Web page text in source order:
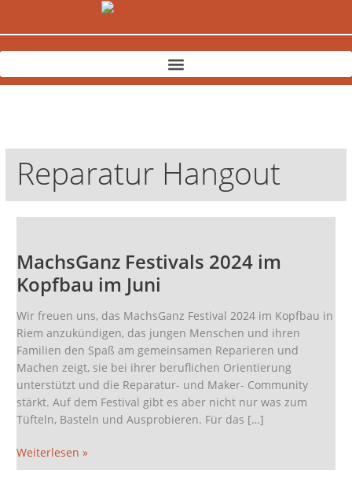
Reparatur Hangout
MachsGanz Festivals 2024 im
Kopfbau im Juni
Wir freuen uns, das MachsGanz Festival 2024 im Kopfbau in
Riem anzukündigen, das jungen Menschen und ihren
Familien den Spaß am gemeinsamen Reparieren und
Machen zeigt, sie bei ihrer beruflichen Orientierung
unterstützt und die Reparatur- und Maker- Community
stärkt. Auf dem Festival gibt es aber nicht nur was zum
Tüfteln, Basteln und Ausprobieren. Für das […]
2024
im
Kopfbau
im
Juni
Weiterlesen »